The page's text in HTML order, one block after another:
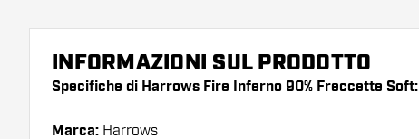
INFORMAZIONI SUL PRODOTTO
Specifiche di Harrows Fire Inferno 90% Freccette Soft:
Marca: Harrows